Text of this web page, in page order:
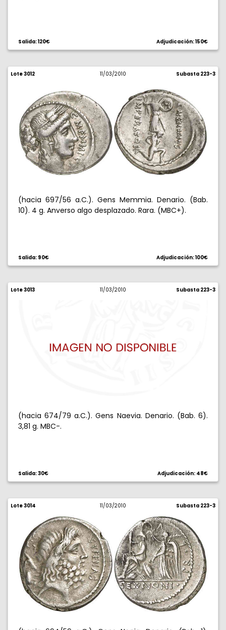
Salida: 120€ Adjudicación: 150€
Lote 3012 11/03/2010 Subasta 223-3
(hacia 697/56 a.C.). Gens Memmia. Denario. (Bab.
10). 4 g. Anverso algo desplazado. Rara. (MBC+).
Salida: 90€ Adjudicación: 100€
Lote 3013 11/03/2010 Subasta 223-3
(hacia 674/79 a.C.). Gens Naevia. Denario. (Bab. 6).
3,81 g. MBC-.
Salida: 30€ Adjudicación: 48€
Lote 3014 11/03/2010 Subasta 223-3